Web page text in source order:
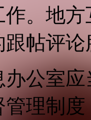
作。地
帖评
公室
理制